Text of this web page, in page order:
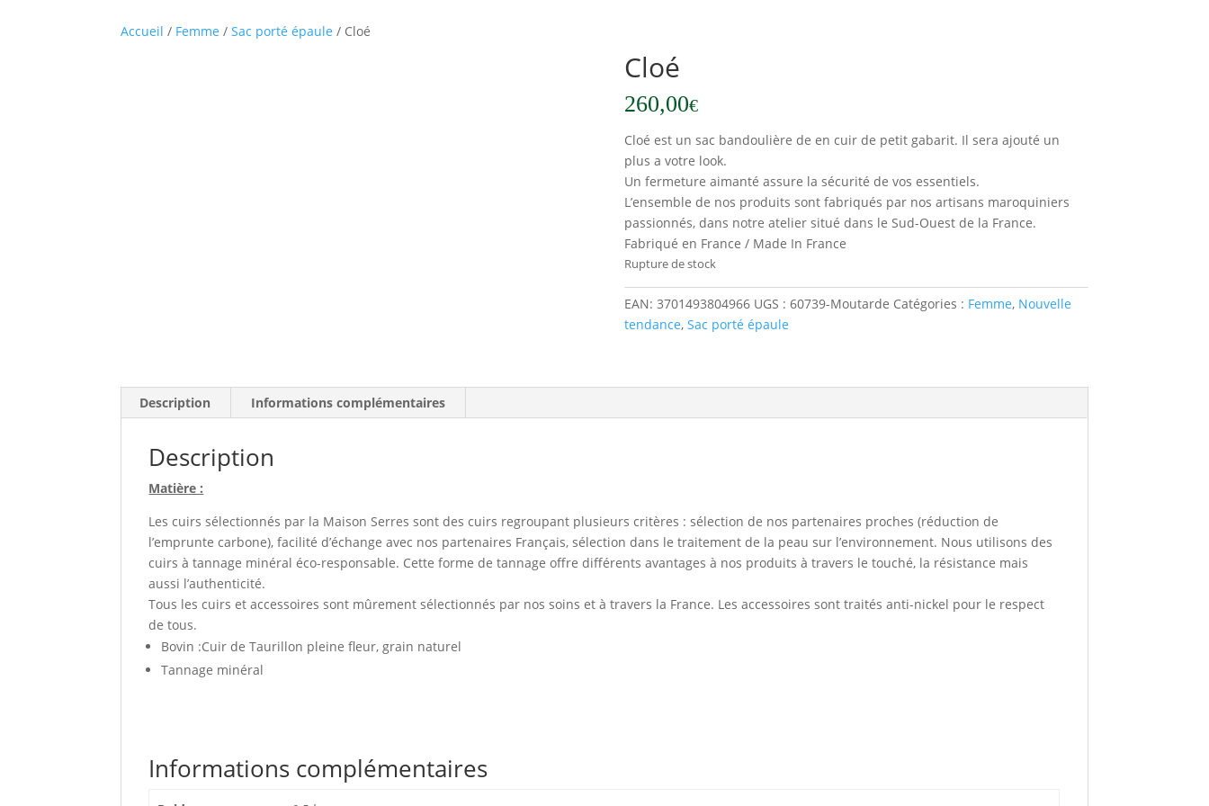
Accueil / Femme /Sac porté épaule / Cloé
Cloé
260,00€
Cloé est un sac bandoulière de en cuir de petit gabarit. Il sera ajouté un
plus a votre look.
Un fermeture aimanté assure la sécurité de vos essentiels.
L’ensemble de nos produits sont fabriqués par nos artisans maroquiniers
passionnés, dans notre atelier situé dans le Sud-Ouest de la France.
Fabriqué en France / Made In France
Rupture de stock
EAN: 3701493804966 UGS : 60739-Moutarde Catégories : Femme, Nouvelle
tendance, Sac porté épaule
Description Informations complémentaires
Description
Matière :
Les cuirs sélectionnés par la Maison Serres sont des cuirs regroupant plusieurs critères : sélection de nos partenaires proches (réduction de
l’emprunte carbone), facilité d’échange avec nos partenaires Français, sélection dans le traitement de la peau sur l’environnement. Nous utilisons des
cuirs à tannage minéral éco-responsable. Cette forme de tannage offre différents avantages à nos produits à travers le touché, la résistance mais
aussi l’authenticité.
Tous les cuirs et accessoires sont mûrement sélectionnés par nos soins et à travers la France. Les accessoires sont traités anti-nickel pour le respect
de tous.
Bovin :Cuir de Taurillon pleine fleur, grain naturel
Tannage minéral
Informations complémentaires